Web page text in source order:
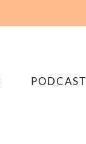
PODCAST